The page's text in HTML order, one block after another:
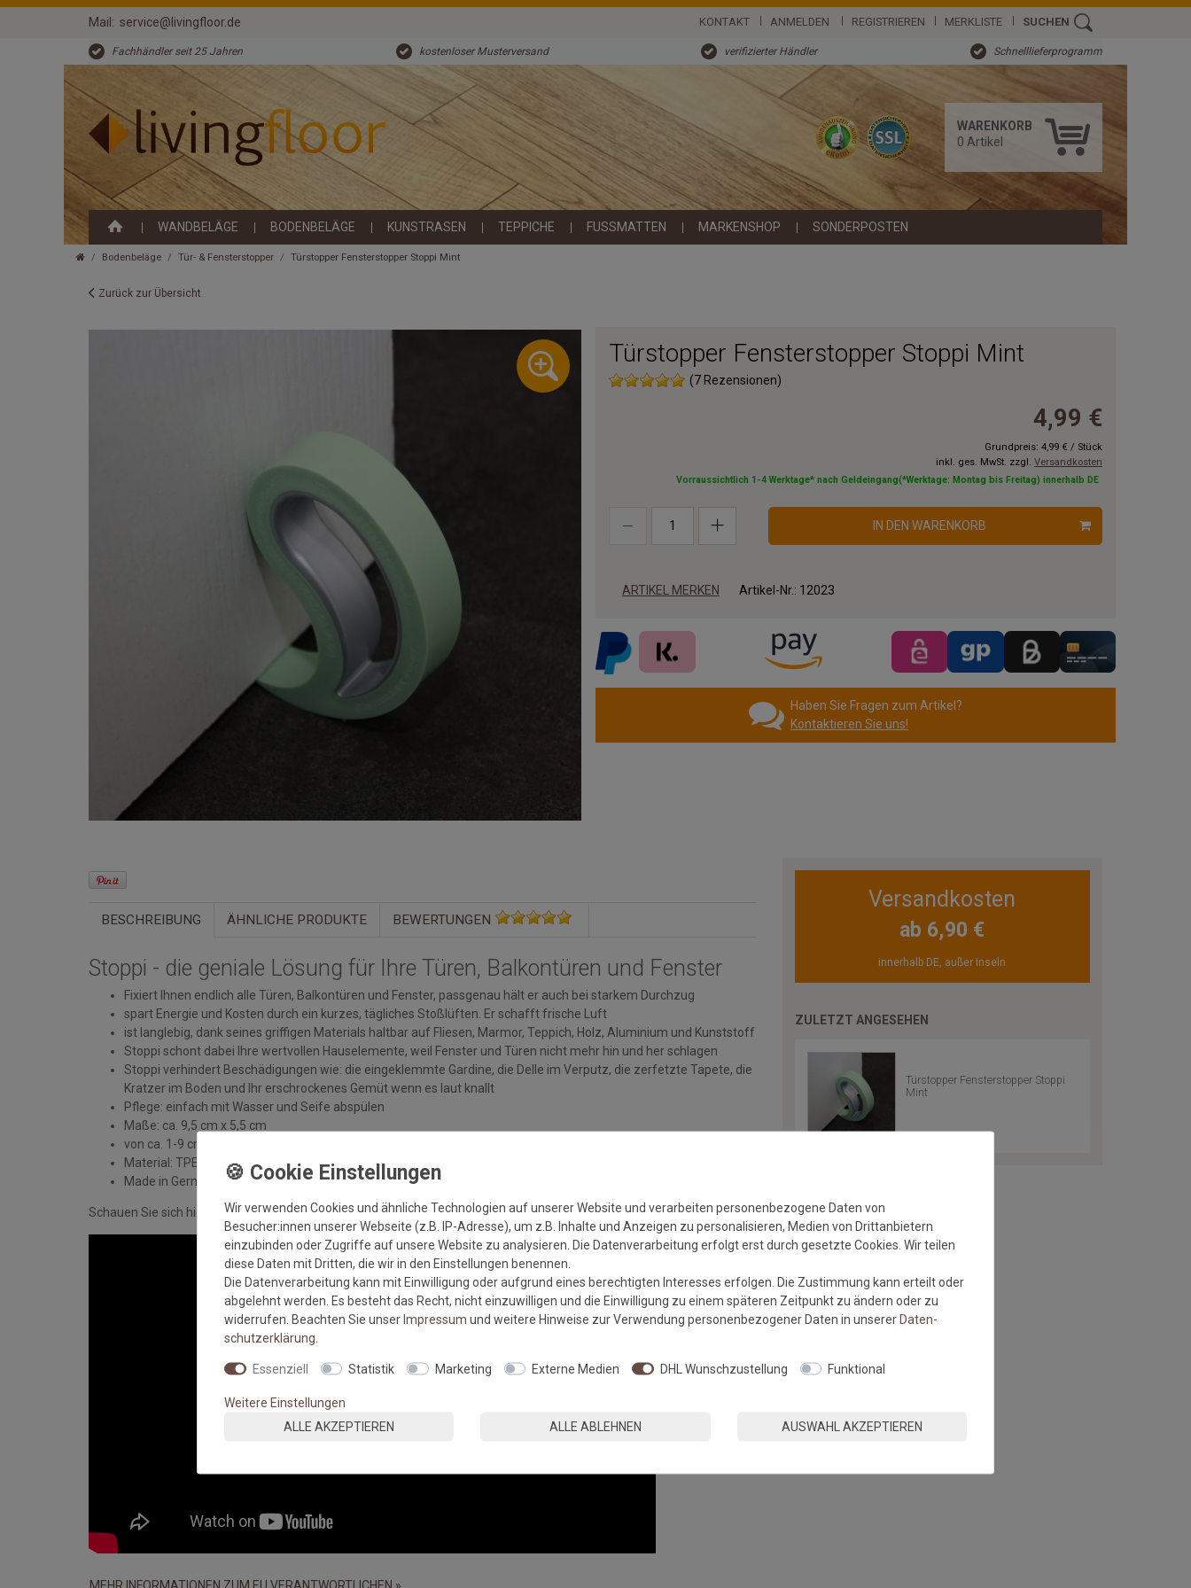
Mail: service@livingfloor.de KONTAKT ANMELDEN REGISTRIEREN MERKLISTE SUCHEN
Fachhändler seit 25 Jahren kostenloser Musterversand verifizierter Händler Schnelllieferprogramm
WARENKORB
0 Artikel
WANDBELÄGE BODENBELÄGE KUNSTRASEN TEPPICHE FUSSMATTEN MARKENSHOP SONDERPOSTEN
Bodenbeläge Tür- & Fensterstopper Türstopper Fensterstopper Stoppi Mint
Zurück zur Übersicht
Türstopper Fensterstopper Stoppi Mint
(7 Rezensionen)
4,99 €
Grundpreis: 4,99 € / Stück
inkl. ges. MwSt. zzgl. Versandkosten
Vorraussichtlich 1-4 Werktage* nach Geldeingang(*Werktage: Montag bis Freitag) innerhalb DE
IN DEN WARENKORB
ARTIKEL MERKEN Artikel-Nr.: 12023
Haben Sie Fragen zum Artikel?
Kontaktieren Sie uns!
BESCHREIBUNG ÄHNLICHE PRODUKTE BEWERTUNGEN
Stoppi - die geniale Lösung für Ihre Türen, Balkontüren und Fenster
Fixiert Ihnen endlich alle Türen, Balkontüren und Fenster, passgenau hält er auch bei starkem Durchzug
spart Energie und Kosten durch ein kurzes, tägliches Stoßlüften. Er schafft frische Luft
ist langlebig, dank seines griffigen Materials haltbar auf Fliesen, Marmor, Teppich, Holz, Aluminium und Kunststoff
Stoppi schont dabei Ihre wertvollen Hauselemente, weil Fenster und Türen nicht mehr hin und her schlagen
Stoppi verhindert Beschädigungen wie: die eingeklemmte Gardine, die Delle im Verputz, die zerfetzte Tapete, die
Kratzer im Boden und Ihr erschrockenes Gemüt wenn es laut knallt
Pflege: einfach mit Wasser und Seife abspülen
Maße: ca. 9,5 cm x 5,5 cm
von ca. 1-9 cm Spalthöhe einsetzbar
Material: TPE/PP
Made in Germany
Schauen Sie sich hier das Video an:
Versandkosten
ab 6,90 €
innerhalb DE, außer Inseln
ZULETZT ANGESEHEN
Türstopper Fensterstopper Stoppi
Mint
Wir verwenden Cookies und ähnliche Technologien auf unserer Website und verarbeiten personenbezogene Daten von
Besucher:innen unserer Webseite (z.B. IP-Adresse), um z.B. Inhalte und Anzeigen zu personalisieren, Medien von Drittanbietern
einzubinden oder Zugriffe auf unsere Website zu analysieren. Die Datenverarbeitung erfolgt erst durch gesetzte Cookies. Wir teilen
diese Daten mit Dritten, die wir in den Einstellungen benennen.
Die Datenverarbeitung kann mit Einwilligung oder aufgrund eines berechtigten Interesses erfolgen. Die Zustimmung kann erteilt oder
abgelehnt werden. Es besteht das Recht, nicht einzuwilligen und die Einwilligung zu einem späteren Zeitpunkt zu ändern oder zu
widerrufen. Beachten Sie unserImpressum und weitere Hinweise zur Verwendung personenbezogener Daten in unsererDaten­
schutz­erklärung
Essenziell Statistik Marketing Externe Medien DHL Wunschzustellung Funktional
Weitere Einstellungen
ALLE AKZEPTIEREN
ALLE ABLEHNEN AUSWAHL AKZEPTIEREN